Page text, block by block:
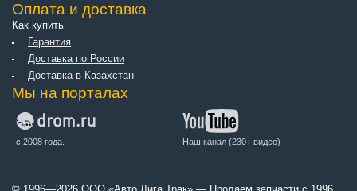
Оплата и доставка
Как купить
Гарантия
Доставка по России
Доставка в Казахстан
Мы на порталах
с 2008 года. Наш канал (230+ видео)